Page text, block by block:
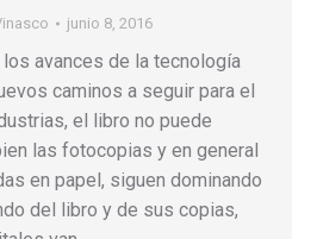
junio 8, 2016
los avances de la tecnología
caminos a seguir para el
el libro no puede
las fotocopias y en general
en papel, siguen dominando
del libro y de sus copias,